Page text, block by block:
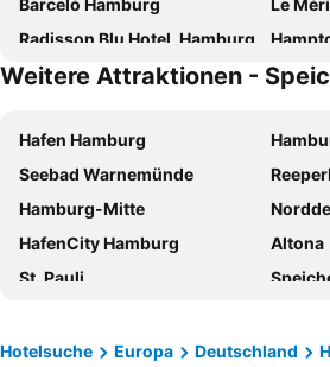
Barceló Hamburg
Le
Radisson Blu Hotel, Hamburg
Hampton
Empire Riverside Hotel
Hotel
Premier Inn Hamburg City Klostertor
Premier
Premier Inn Hamburg St. Pauli
Novotel
Premier Inn Hamburg City Alster
ibis Hamburg City
JUFA Hotel Hamburg HafenCity
Holiday Inn Hamburg - Hafencity By Ihg
CAB20
Weitere Attraktionen -
Hafen Hamburg
Seebad Warnemünde
Hamburg-Mitte
HafenCity Hamburg
Altona
St. Pauli
Messe Hannover
Hotelsuche Europa Deutschland